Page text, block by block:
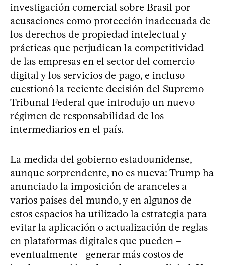
investigación comercial sobre Brasil por
acusaciones como protección inadecuada de
los derechos de propiedad intelectual y
prácticas que perjudican la competitividad
de las empresas en el sector del comercio
digital y los servicios de pago, e incluso
cuestionó la reciente decisión del Supremo
Tribunal Federal que introdujo un nuevo
régimen de responsabilidad de los
intermediarios en el país.
La medida del gobierno estadounidense,
aunque sorprendente, no es nueva: Trump ha
anunciado la imposición de aranceles a
varios países del mundo, y en algunos de
estos espacios ha utilizado la estrategia para
evitar la aplicación o actualización de reglas
en plataformas digitales que pueden –
eventualmente– generar más costos de